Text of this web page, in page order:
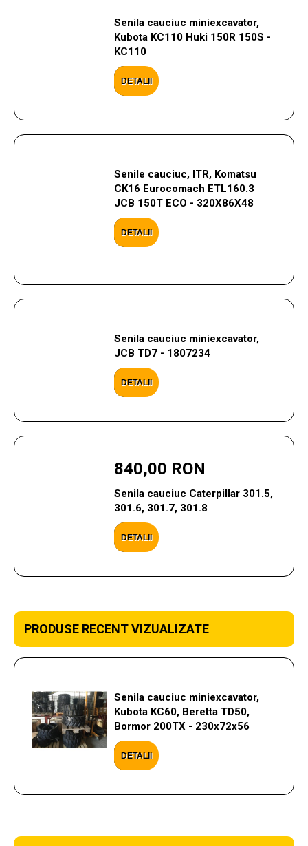
Senila cauciuc miniexcavator,
Kubota KC110 Huki 150R 150S -
KC110
DETALII
Senile cauciuc, ITR, Komatsu
CK16 Eurocomach ETL160.3
JCB 150T ECO - 320X86X48
DETALII
Senila cauciuc miniexcavator,
JCB TD7 - 1807234
DETALII
840,00 RON
Senila cauciuc Caterpillar 301.5,
301.6, 301.7, 301.8
DETALII
PRODUSE RECENT VIZUALIZATE
Senila cauciuc miniexcavator,
Kubota KC60, Beretta TD50,
Bormor 200TX - 230x72x56
DETALII